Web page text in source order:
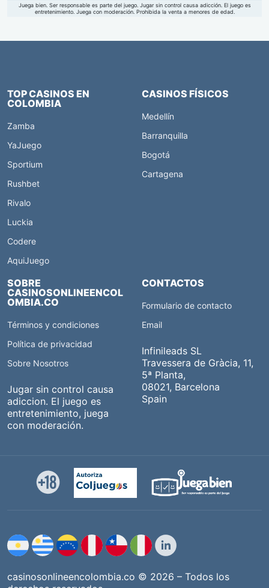
Juega bien. Ser responsable es parte del juego. Jugar sin control causa adicción. El juego es
entretenimiento. Juega con moderación. Prohibida la venta a menores de edad.
TOP CASINOS EN
COLOMBIA
Zamba
YaJuego
Sportium
Rushbet
Rivalo
Luckia
Codere
AquiJuego
CASINOS FÍSICOS
Medellín
Barranquilla
Bogotá
Cartagena
SOBRE
CASINOSONLINEENCOL
OMBIA.CO
Términos y condiciones
Política de privacidad
Sobre Nosotros
Jugar sin control causa
adiccion. El juego es
entretenimiento, juega
con moderación.
CONTACTOS
Formulario de contacto
Email
Infinileads SL
Travessera de Gràcia, 11,
5ª Planta,
08021, Barcelona
Spain
casinosonlineencolombia.co © 2026 – Todos los